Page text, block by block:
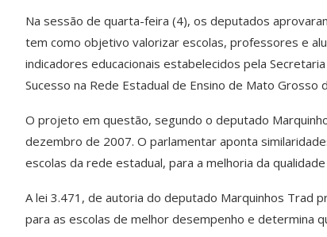
Na sessão de quarta-feira (4), os deputados
tem como objetivo valorizar escolas, professores e
indicadores educacionais estabelecidos pela
Sucesso na Rede Estadual de Ensino de Mato Grosso
O projeto em questão, segundo o deputado
dezembro de 2007. O parlamentar aponta
escolas da rede estadual, para a melhoria da
A lei 3.471, de autoria do deputado Marquinhos Trad
para as escolas de melhor desempenho e determina